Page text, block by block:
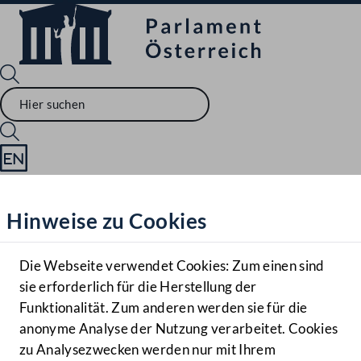
Hilfe
Benutzer
Navigationsmenü öffnen
MENÜ
Hinweise zu Cookies
Die Webseite verwendet Cookies: Zum einen sind
sie erforderlich für die Herstellung der
Funktionalität. Zum anderen werden sie für die
anonyme Analyse der Nutzung verarbeitet. Cookies
zu Analysezwecken werden nur mit Ihrem